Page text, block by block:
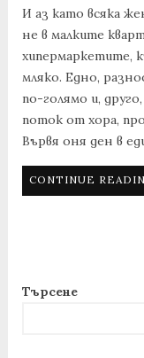
И аз като всяка
не в малките
хипермаркетите,
мляко. Едно,
по-голямо и,
поток от хора,
Вървя оня ден в
CONTINUE
Търсене